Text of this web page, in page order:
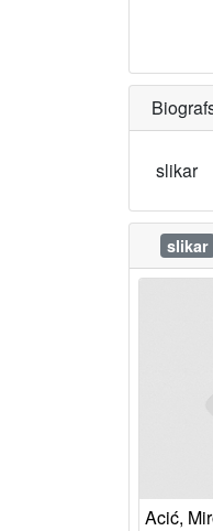
slikar
slikar
Acić,